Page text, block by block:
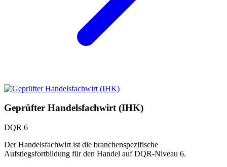
Geprüfter Handelsfachwirt (IHK)
DQR 6
Der Handelsfachwirt ist die branchenspezifische
Aufstiegsfortbildung für den Handel auf DQR-Niveau 6.